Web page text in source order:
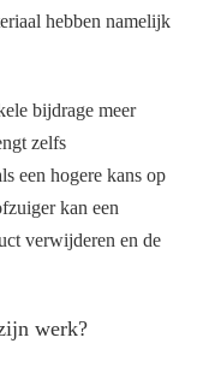
hebben namelijk
bijdrage meer
zelfs
een hogere kans op
kan een
verwijderen en de
werk?